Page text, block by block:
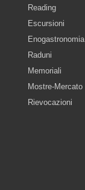
Reading
Escursioni
Enogastronomia
Raduni
Memoriali
Mostre-Mercato
Rievocazioni